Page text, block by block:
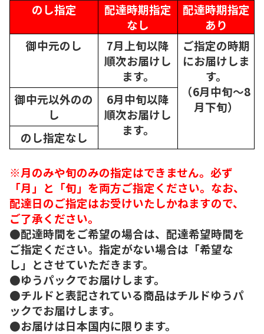
のし指定
配達時期指定
なし
配達時期指定
あり
御中元のし
7月上旬以降
順次お届けし
ます。
ご指定の時期
にお届けしま
す。
（6月中旬～8
月下旬）
御中元以外のの
し
6月中旬以降
順次お届けし
ます。
のし指定なし
※月のみや旬のみの指定はできません。必ず
「月」と「旬」を両方ご指定ください。なお、
配達日のご指定はお受けいたしかねますので、
ご了承ください。
●配達時間をご希望の場合は、配達希望時間を
ご指定ください。指定がない場合は「希望な
し」とさせていただきます。
●ゆうパックでお届けします。
●チルドと表記されている商品はチルドゆうパ
ックでお届けします。
●お届けは日本国内に限ります。